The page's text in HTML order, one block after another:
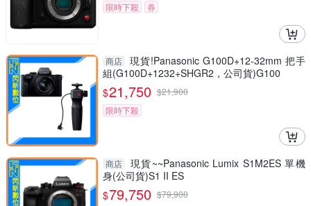
限時下殺
券
商店
現貨!Panasonic G100D+12-32mm 把手
組(G100D+1232+SHGR2，公司貨)G100
$21,750 $21,900
限時下殺
商店
現貨~~Panasonic Lumix S1M2ES 單機
身(公司貨)S1 II ES
$79,750 $79,900